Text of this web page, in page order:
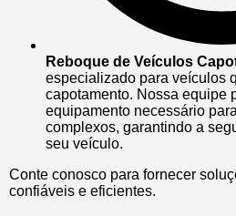
Reboque de Veículos
especializado para veículos
capotamento. Nossa equipe
equipamento necessário
complexos, garantindo a
seu veículo.
Conte conosco para fornecer
confiáveis e eficientes.